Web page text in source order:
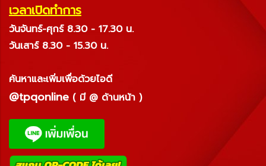
เวลาเปิดทำการ
วันจันทร์-ศุกร์ 8.30 - 17.30 น.
วันเสาร์ 8.30 - 15.30 น.
ค้นหาและเพิ่มเพื่อด้วยไอดี
@tpqonline ( มี @ ด้านหน้า )